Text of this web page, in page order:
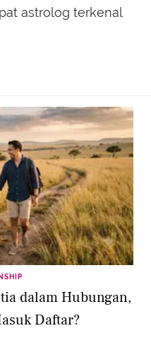
astrolog terkenal
dalam Hubungan,
Daftar?